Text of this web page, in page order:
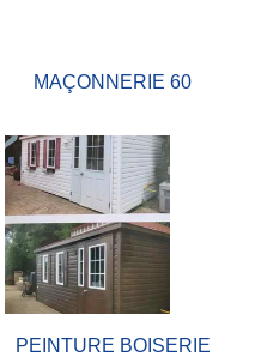
MAÇONNERIE 60
PEINTURE BOISERIE